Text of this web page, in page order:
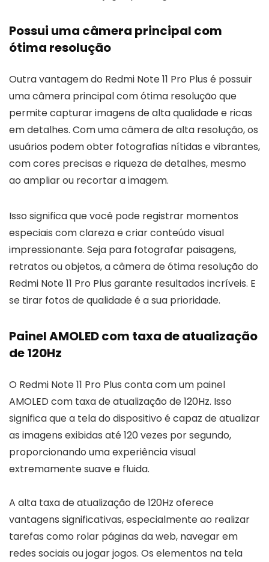
Possui uma câmera principal com
ótima resolução
Outra vantagem do Redmi Note 11 Pro Plus é possuir
uma câmera principal com ótima resolução que
permite capturar imagens de alta qualidade e ricas
em detalhes. Com uma câmera de alta resolução, os
usuários podem obter fotografias nítidas e vibrantes,
com cores precisas e riqueza de detalhes, mesmo
ao ampliar ou recortar a imagem.
Isso significa que você pode registrar momentos
especiais com clareza e criar conteúdo visual
impressionante. Seja para fotografar paisagens,
retratos ou objetos, a câmera de ótima resolução do
Redmi Note 11 Pro Plus garante resultados incríveis. E
se tirar fotos de qualidade é a sua prioridade.
Painel AMOLED com taxa de atualização
de 120Hz
O Redmi Note 11 Pro Plus conta com um painel
AMOLED com taxa de atualização de 120Hz. Isso
significa que a tela do dispositivo é capaz de atualizar
as imagens exibidas até 120 vezes por segundo,
proporcionando uma experiência visual
extremamente suave e fluida.
A alta taxa de atualização de 120Hz oferece
vantagens significativas, especialmente ao realizar
tarefas como rolar páginas da web, navegar em
redes sociais ou jogar jogos. Os elementos na tela